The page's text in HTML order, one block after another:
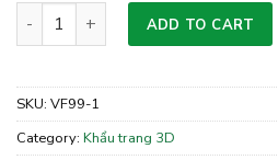
Khẩu trang KF94 trẻ em quantity
ADD TO CART
SKU: VF99-1
Category: Khẩu trang 3D